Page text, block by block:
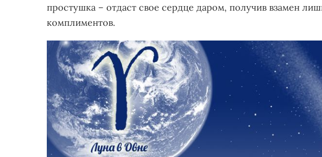
простушка – отдаст свое сердце даром, получив взамен
комплиментов.